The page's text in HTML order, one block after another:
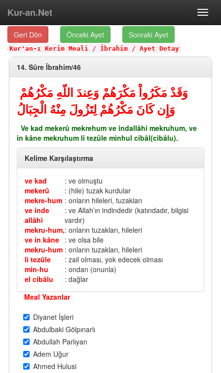
Kur-an.Net
Geri Dön Önceki Ayet Sonraki Ayet
Kur'an-ı Kerim Meali / İbrahim / Ayet Detay
14. Sûre İbrahim/46
وَقَدْ مَكَرُواْ مَكْرَهُمْ وَعِندَ اللّهِ مَكْرُهُمْ
وَإِن كَانَ مَكْرُهُمْ لِتَزُولَ مِنْهُ الْجِبَالُ
Ve kad mekerû mekrehum ve indallâhi mekruhum, ve
in kâne mekruhum li tezûle minhul cibâl(cibâlu).
Kelime Karşılaştırma
ve kad
: ve olmuştu
mekerû
: (hile) tuzak kurdular
mekre-hum : onların hileleri, tuzakları
ve inde
allâhi
: ve Allah’ın indindedir (katındadır, bilgisi
vardır)
mekru-hum,: onların tuzakları, hileleri
ve in kâne : ve olsa bile
mekru-hum : onların tuzakları, hileleri
li tezûle
: zail olması, yok edecek olması
min-hu
: ondan (onunla)
el cibâlu
: dağlar
Meal Yazanlar
Diyanet İşleri
Abdulbaki Gölpınarlı
Abdullah Parlıyan
Adem Uğur
Ahmed Hulusi